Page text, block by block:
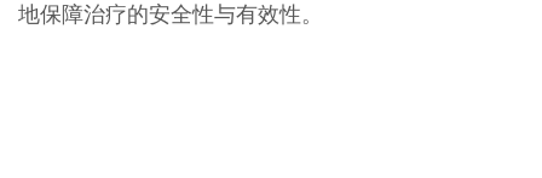
地保障治疗的安全性与有效性。